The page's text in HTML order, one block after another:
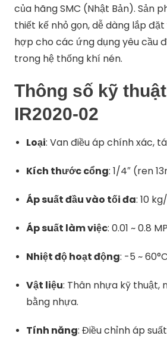
của hãng SMC (Nhật Bản). Sản
thiết kế nhỏ gọn, dễ dàng lắp
hợp cho các ứng dụng yêu cầu
trong hệ thống khí nén.
Thông số kỹ
IR2020-02
Loại:Van điều áp chính xác,
Kích thước cổng:1/4″ (ren
Áp suất đầu vào tối đa:10
Áp suất làm việc:0.01 ~ 0.8
Nhiệt độ hoạt động: -5 ~
Vật liệu: Thân nhựa kỹ thuật,
bằng nhựa.
Tính năng:Điều chỉnh áp